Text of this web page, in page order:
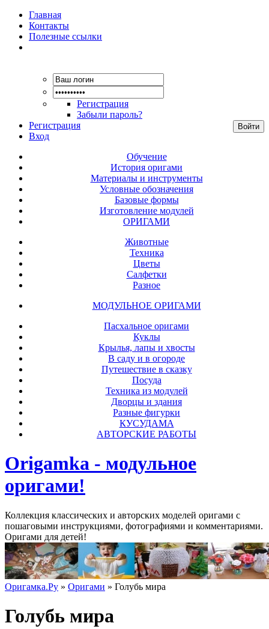
Главная
Контакты
Полезные ссылки
Регистрация
Забыли пароль?
Регистрация
Вход
Обучение
История оригами
Материалы и инструменты
Условные обозначения
Базовые формы
Изготовление модулей
ОРИГАМИ
Животные
Техника
Цветы
Салфетки
Разное
МОДУЛЬНОЕ ОРИГАМИ
Пасхальное оригами
Куклы
Крылья, лапы и хвосты
В саду и в огороде
Путешествие в сказку
Посуда
Техника из модулей
Дворцы и здания
Разные фигурки
КУСУДАМА
АВТОРСКИЕ РАБОТЫ
Origamka - модульное
оригами!
Коллекция классических и авторских моделей оригами с
пошаговыми инструкциями, фотографиями и комментариями.
Оригами для детей!
Оригамка.Ру » Оригами » Голубь мира
Голубь мира